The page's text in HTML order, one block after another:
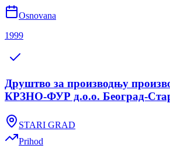
Osnovana
1999
Друштво за производњу
КРЗНО-ФУР д.о.о. Београд-
STARI GRAD
Prihod